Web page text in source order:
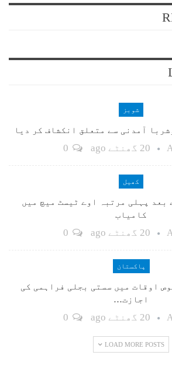
شوبز
آمدنی سے متعلق انکشاف کر دیا
20 گھنٹے ago
کھیل
2023 کے بعد پہلی مرتبہ اوے ٹیسٹ میچ میں
کامیاب
20 گھنٹے ago
پاکستان
اوقات میں سستی بجلی فراہمی کی
اجازت…
20 گھنٹے ago
LOAD MORE POSTS